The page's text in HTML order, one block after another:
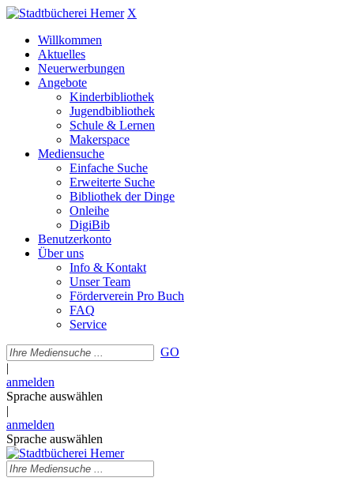
X
Willkommen
Aktuelles
Neuerwerbungen
Angebote
Kinderbibliothek
Jugendbibliothek
Schule & Lernen
Makerspace
Mediensuche
Einfache Suche
Erweiterte Suche
Bibliothek der Dinge
Onleihe
DigiBib
Benutzerkonto
Über uns
Info & Kontakt
Unser Team
Förderverein Pro Buch
FAQ
Service
GO
|
anmelden
Sprache auswählen
|
anmelden
Sprache auswählen